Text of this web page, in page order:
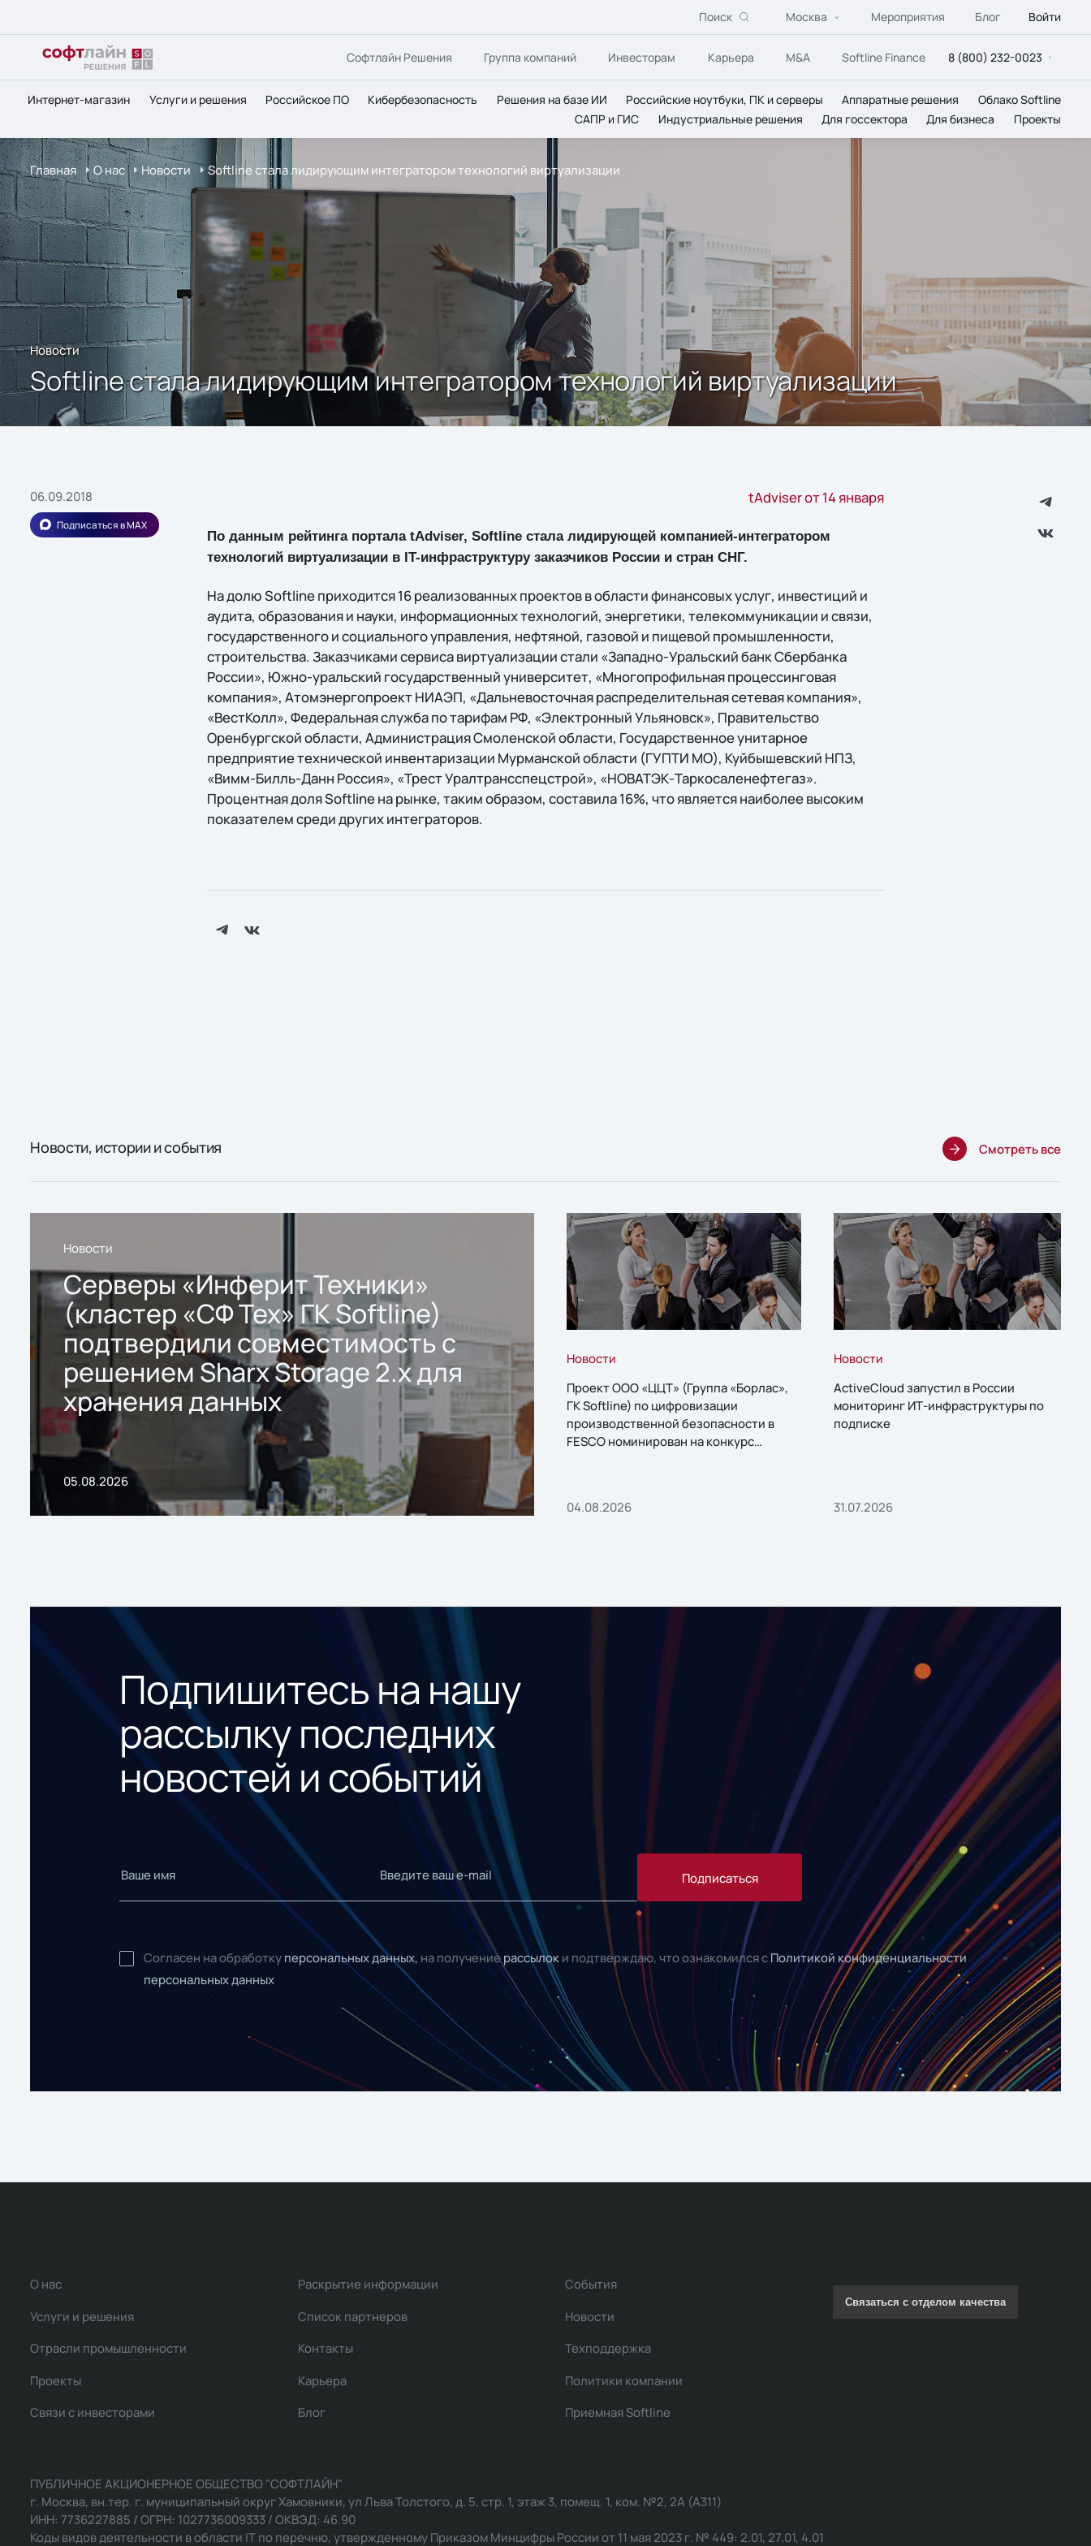
Поиск Москва Мероприятия Блог Войти
Софтлайн Решения Группа компаний Инвесторам Карьера M&A Softline Finance 8 (800) 232-0023
Интернет-магазин Услуги и решения Российское ПО Кибербезопасность Решения на базе ИИ Российские ноутбуки, ПК и серверы Аппаратные решения
Облако Softline
САПР и ГИС
Индустриальные решения Для госсектора Для бизнеса Проекты
Главная О нас Новости Softline стала лидирующим интегратором технологий виртуализации
Новости
Softline стала лидирующим интегратором технологий виртуализации
06.09.2018
Подписаться в MAX
tAdviser от 14 января
По данным рейтинга портала tAdviser, Softline стала лидирующей компанией-интегратором
технологий виртуализации в IT-инфраструктуру заказчиков России и стран СНГ.
На долю Softline приходится 16 реализованных проектов в области финансовых услуг, инвестиций и
аудита, образования и науки, информационных технологий, энергетики, телекоммуникации и связи,
государственного и социального управления, нефтяной, газовой и пищевой промышленности,
строительства. Заказчиками сервиса виртуализации стали «Западно-Уральский банк Сбербанка
России», Южно-уральский государственный университет, «Многопрофильная процессинговая
компания», Атомэнергопроект НИАЭП, «Дальневосточная распределительная сетевая компания»,
«ВестКолл», Федеральная служба по тарифам РФ, «Электронный Ульяновск», Правительство
Оренбургской области, Администрация Смоленской области, Государственное унитарное
предприятие технической инвентаризации Мурманской области (ГУПТИ МО), Куйбышевский НПЗ,
«Вимм-Билль-Данн Россия», «Трест Уралтрансспецстрой», «НОВАТЭК-Таркосаленефтегаз».
Процентная доля Softline на рынке, таким образом, составила 16%, что является наиболее высоким
показателем среди других интеграторов.
Новости, истории и события Смотреть все
Новости
Серверы «Инферит Техники»
(кластер «СФ Тех» ГК Softline)
подтвердили совместимость с
решением Sharx Storage 2.x для
хранения данных
05.08.2026
Новости
Проект ООО «ЦЦТ» (Группа «Борлас»,
ГК Softline) по цифровизации
производственной безопасности в
FESCO номинирован на конкурс
04.08.2026
Новости
ActiveCloud запустил в России
мониторинг ИТ-инфраструктуры по
подписке
31.07.2026
Подпишитесь на нашу
рассылку последних
новостей и событий
Подписаться
Согласен на обработку персональных данных, на получениерассылок и подтверждаю, что ознакомился с Политикой конфиденциальности
персональных данных
О нас
Услуги и решения
Отрасли промышленности
Проекты
Связи с инвесторами
Раскрытие информации
Список партнеров
Контакты
Карьера
Блог
События
Новости
Техподдержка
Политики компании
Приемная Softline
Связаться с отделом качества
ПУБЛИЧНОЕ АКЦИОНЕРНОЕ ОБЩЕСТВО "СОФТЛАЙН"
г. Москва, вн.тер. г. муниципальный округ Хамовники, ул Льва Толстого, д. 5, стр. 1, этаж 3, помещ. 1, ком. №2, 2А (А311)
ИНН: 7736227885 / ОГРН: 1027736009333 / ОКВЭД: 46.90
Коды видов деятельности в области IT по перечню, утвержденному Приказом Минцифры России от 11 мая 2023 г. № 449: 2.01, 27.01, 4.01